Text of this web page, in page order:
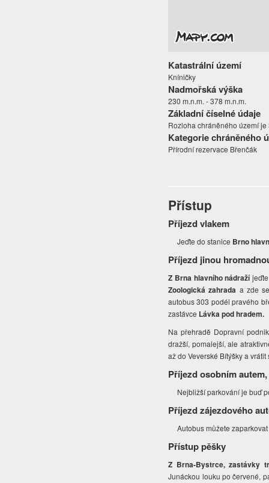
Katastrální území
Kníničky
Nadmořská výška
230 m.n.m. - 378 m.n.m.
Základní číselné údaje
Rozloha chráněného území
Kategorie chráněného
Přírodní rezervace Břenčák
Přístup
Příjezd vlakem
Jeďte do stanice Brno
Příjezd jinou
Z Brna hlavního nádraží
Zoologická zahrada a zde
autobus 303 podél pravého
zastávce Lávka pod hradem.
Na přehradě Dopravní
dražší, pomalejší, ale
až do Veverské Bítýšky a
Příjezd osobním
Nejbližší parkování je buď
Příjezd zájezdového
Autobus můžete
Přístup pěšky
Z Brna-Bystrce, zastávky
Junáckou louku po červené,